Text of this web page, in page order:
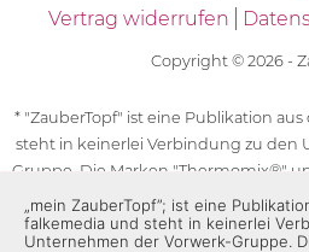
Vertrag widerrufen
Copyright © 2026 -
* "ZauberTopf" ist eine Publikation
steht in keinerlei Verbindung zu den
Gruppe. Die Marken "Thermomix®"
des "Thermomix®" sind
der Vorwerk-Gruppe. Die Marken
„mein ZauberTopf”; ist eine
falkemedia und steht in keinerlei
Unternehmen der Vorwerk-Gruppe.